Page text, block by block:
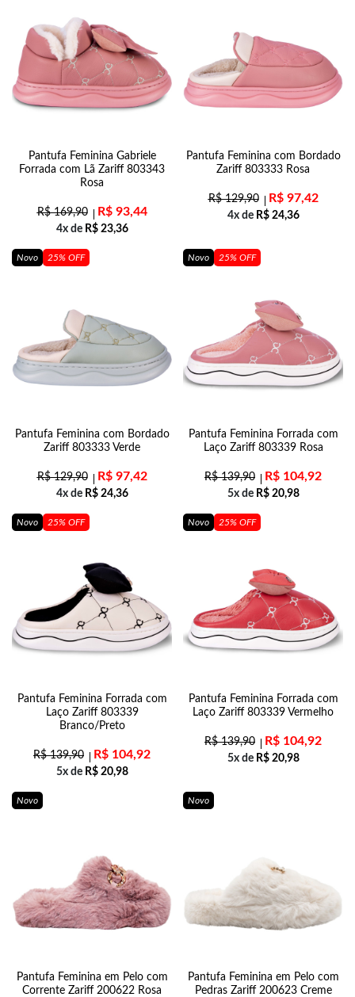
Pantufa Feminina Gabriele
Forrada com Lã Zariff 803343
Rosa
R$169,90 R$93,44
4x de R$23,36
Pantufa Feminina com Bordado
Zariff 803333 Rosa
R$129,90 R$97,42
4x de R$24,36
Novo 25% OFF
Pantufa Feminina com Bordado
Zariff 803333 Verde
R$129,90 R$97,42
4x de R$24,36
Novo 25% OFF
Pantufa Feminina Forrada com
Laço Zariff 803339 Rosa
R$139,90 R$ 104,92
5x de R$20,98
Novo 25% OFF
Pantufa Feminina Forrada com
Laço Zariff 803339
Branco/Preto
R$139,90 R$ 104,92
5x de R$20,98
Novo 25% OFF
Pantufa Feminina Forrada com
Laço Zariff 803339 Vermelho
R$139,90 R$ 104,92
5x de R$20,98
Novo
Pantufa Feminina em Pelo com
Corrente Zariff 200622 Rosa
Novo
Pantufa Feminina em Pelo com
Pedras Zariff 200623 Creme